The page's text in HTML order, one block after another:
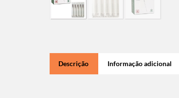
Descrição Informação adicional